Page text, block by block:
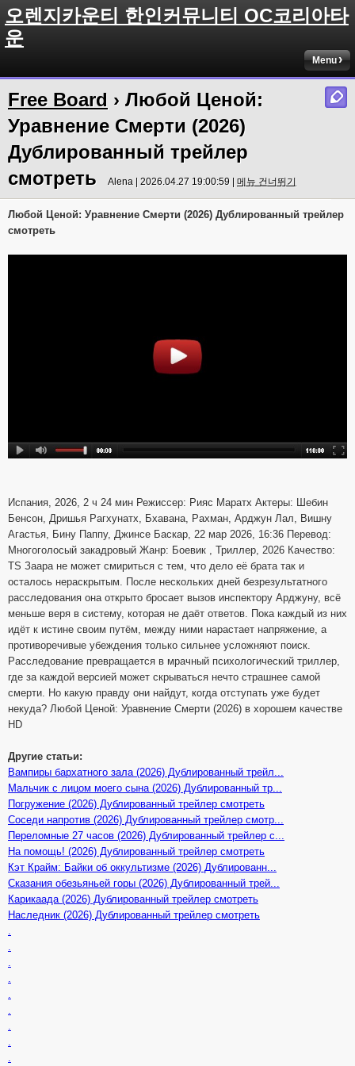
오렌지카운티 한인커뮤니티 OC코리아타
운
Menu
Free Board › Любой Ценой:
Уравнение Смерти (2026)
Дублированный трейлер
смотреть
Alena | 2026.04.27 19:00:59 | 메뉴 건너뛰기
Любой Ценой: Уравнение Смерти (2026) Дублированный трейлер
смотреть
Испания, 2026, 2 ч 24 мин Режиссер: Рияс Маратх Актеры: Шебин
Бенсон, Дришья Рагхунатх, Бхавана, Рахман, Арджун Лал, Вишну
Агастья, Бину Паппу, Джинсе Баскар, 22 мар 2026, 16:36 Перевод:
Многоголосый закадровый Жанр: Боевик , Триллер, 2026 Качество:
TS Заара не может смириться с тем, что дело её брата так и
осталось нераскрытым. После нескольких дней безрезультатного
расследования она открыто бросает вызов инспектору Арджуну, всё
меньше веря в систему, которая не даёт ответов. Пока каждый из них
идёт к истине своим путём, между ними нарастает напряжение, а
противоречивые убеждения только сильнее усложняют поиск.
Расследование превращается в мрачный психологический триллер,
где за каждой версией может скрываться нечто страшнее самой
смерти. Но какую правду они найдут, когда отступать уже будет
некуда? Любой Ценой: Уравнение Смерти (2026) в хорошем качестве
HD
Другие статьи:
Вампиры бархатного зала (2026) Дублированный трейл...
Мальчик с лицом моего сына (2026) Дублированный тр...
Погружение (2026) Дублированный трейлер смотреть
Соседи напротив (2026) Дублированный трейлер смотр...
Переломные 27 часов (2026) Дублированный трейлер с...
На помощь! (2026) Дублированный трейлер смотреть
Кэт Крайм: Байки об оккультизме (2026) Дублированн...
Сказания обезьяньей горы (2026) Дублированный трей...
Карикаада (2026) Дублированный трейлер смотреть
Наследник (2026) Дублированный трейлер смотреть